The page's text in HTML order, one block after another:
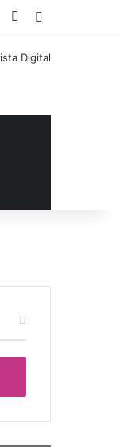
YouTubeInstagram